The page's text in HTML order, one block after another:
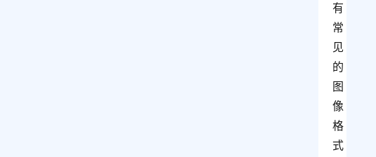
有
常
见
的
图
像
格
式